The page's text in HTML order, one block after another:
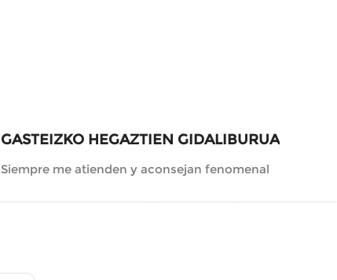
GASTEIZKO HEGAZTIEN GIDALIBURUA
Siempre me atienden y aconsejan fenomenal